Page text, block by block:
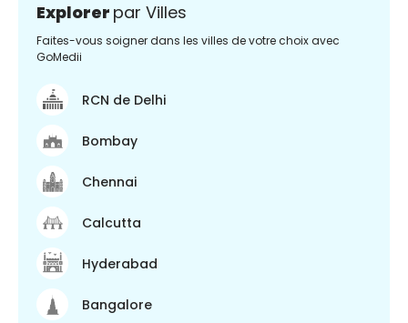
Explorer par Villes
Faites-vous soigner dans les villes de votre choix avec
GoMedii
RCN de Delhi
Bombay
Chennai
Calcutta
Hyderabad
Bangalore